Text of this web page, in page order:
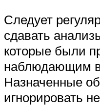
Следует
сдавать
которые были
наблюдающим
Назначенные
игнорировать